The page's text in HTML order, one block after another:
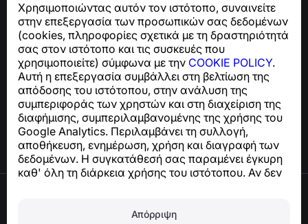
Χρησιμοποιώντας αυτόν τον ιστότοπο, συναινείτε
στην επεξεργασία των προσωπικών σας δεδομένων
(cookies, πληροφορίες σχετικά με τη δραστηριότητά
σας στον ιστότοπο και τις συσκευές που
χρησιμοποιείτε) σύμφωνα με την COOKIE POLICY.
Αυτή η επεξεργασία συμβάλλει στη βελτίωση της
απόδοσης του ιστότοπου, στην ανάλυση της
συμπεριφοράς των χρηστών και στη διαχείριση της
διαφήμισης, συμπεριλαμβανομένης της χρήσης του
Google Analytics. Περιλαμβάνει τη συλλογή,
αποθήκευση, ενημέρωση, χρήση και διαγραφή των
δεδομένων. Η συγκατάθεσή σας παραμένει έγκυρη
καθ' όλη τη διάρκεια χρήσης του ιστότοπου. Αν δεν
συμφωνείτε, σταματήστε να χρησιμοποιείτε τον
ρυθμίσεις του προγράμματος περιήγησής σας.
Απόρριψη
Για ερωτήσεις σχετικά με τη συμμόρφωση με το GDPR:
support@numbuster.com
Κέντρο βοήθειας
Ειδήσεις και Άρθρα
Σχετικά με το έργο
Επαφές